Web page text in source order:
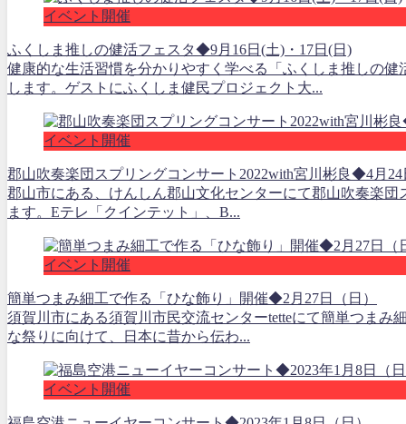
イベント開催
ふくしま推しの健活フェスタ◆9月16日(土)・17日(日)
健康的な生活習慣を分かりやすく学べる「ふくしま推しの
します。ゲストにふくしま健民プロジェクト大...
イベント開催
郡山吹奏楽団スプリングコンサート2022with宮川彬良◆4月24
郡山市にある、けんしん郡山文化センターにて郡山吹奏楽
ます。Eテレ「クインテット」、B...
イベント開催
簡単つまみ細工で作る「ひな飾り」開催◆2月27日（日）
須賀川市にある須賀川市民交流センターtetteにて簡単つまみ
な祭りに向けて、日本に昔から伝わ...
イベント開催